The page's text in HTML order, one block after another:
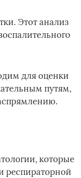
Этот анализ
для оценки
путям,
которые
респираторной